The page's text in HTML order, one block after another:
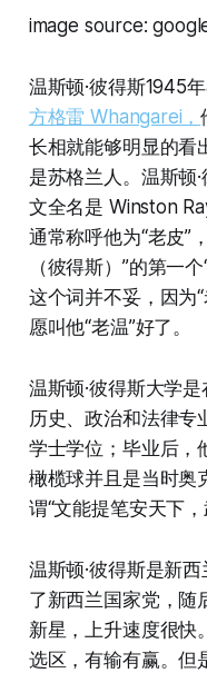
image source:
温斯顿·彼得斯1945
方格雷 Whangarei，
长相就能够明显的看
是苏格兰人。温斯顿
文全名是 Winston
通常称呼他为“老皮”
（彼得斯）”的第一
这个词并不妥，因为
愿叫他“老温”好了。
温斯顿·彼得斯大学
历史、政治和法律专
学士学位；毕业后，
橄榄球并且是当时奥
谓“文能提笔安天下
温斯顿·彼得斯是新
了新西兰国家党，随
新星，上升速度很快
选区，有输有赢。但